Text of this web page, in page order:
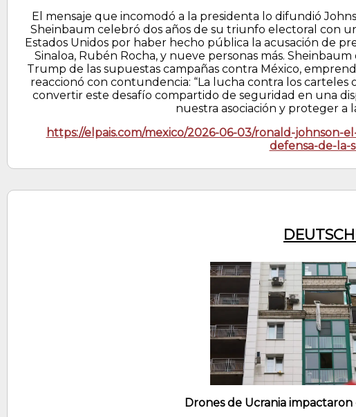
El mensaje que incomodó a la presidenta lo difundió
Sheinbaum celebró dos años de su triunfo electoral con
Estados Unidos por haber hecho pública la acusación de
Sinaloa, Rubén Rocha, y nueve personas más.
Trump de las supuestas campañas contra México,
reaccionó con contundencia: “La lucha contra los
convertir este desafío compartido de seguridad en una
nuestra asociación y proteger a
https://elpais.com/mexico/2026-06-03/ronald-
defensa-de-la-
Drones de Ucrania